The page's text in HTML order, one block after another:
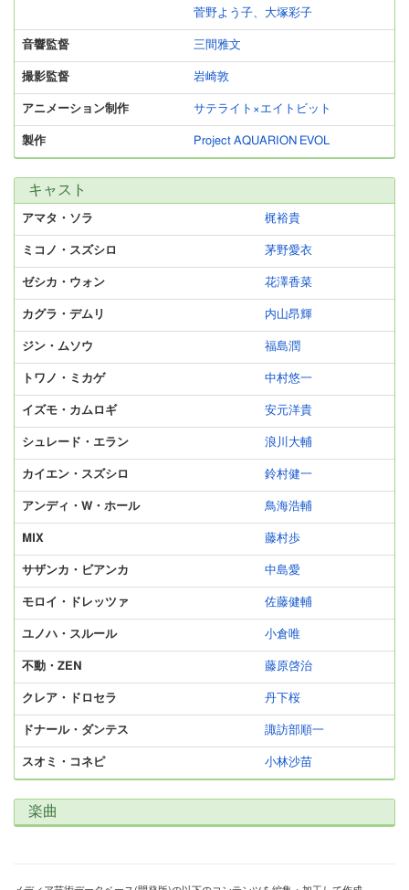
菅野よう子、大塚彩子
音響監督 三間雅文
撮影監督 岩崎敦
アニメーション制作 サテライト×エイトビット
製作 Project AQUARION EVOL
キャスト
アマタ・ソラ 梶裕貴
ミコノ・スズシロ 茅野愛衣
ゼシカ・ウォン 花澤香菜
カグラ・デムリ 内山昂輝
ジン・ムソウ 福島潤
トワノ・ミカゲ 中村悠一
イズモ・カムロギ 安元洋貴
シュレード・エラン 浪川大輔
カイエン・スズシロ 鈴村健一
アンディ・W・ホール 鳥海浩輔
MIX 藤村歩
サザンカ・ビアンカ 中島愛
モロイ・ドレッツァ 佐藤健輔
ユノハ・スルール 小倉唯
不動・ZEN 藤原啓治
クレア・ドロセラ 丹下桜
ドナール・ダンテス 諏訪部順一
スオミ・コネピ 小林沙苗
楽曲